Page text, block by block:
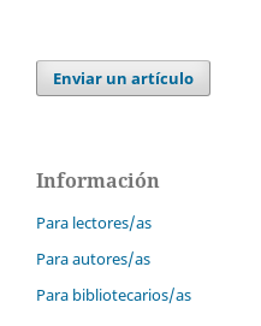
Enviar un artículo
Información
Para lectores/as
Para autores/as
Para bibliotecarios/as